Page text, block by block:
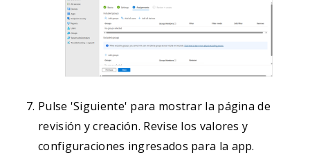
Pulse 'Siguiente' para mostrar la página de
revisión y creación. Revise los valores y
configuraciones ingresados para la app.